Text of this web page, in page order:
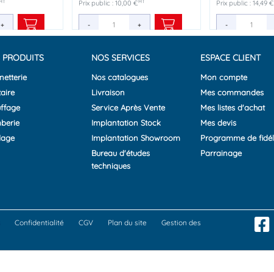
+
Prix public : 10,00 €HT
- +
Prix public : 14,49 €
-
+
Prix public : 2,25 €HT
- +
Prix public : 94,24
-
+
Prix public : 53,84 €HT
- +
PRODUITS NOS SERVICES
Nos catalogues
Livraison
Service Après Vente
Implantation Stock
Implantation Showroom
Bureau d'études
techniques
ESPACE CLIENT
Mon compte
Mes commandes
Mes listes d'achat
Mes devis
Programme de
Parrainage
Confidentialité CGV Plan du site
Gestion des